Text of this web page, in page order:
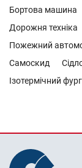
Бортова машина
Дорожня техніка
Пожежний
Самоскид
Ізотермічний